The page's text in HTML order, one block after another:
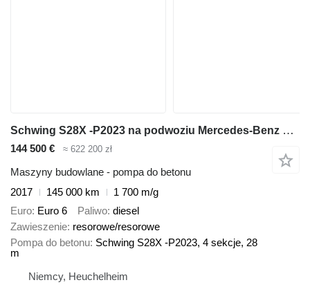
Schwing S28X -P2023 na podwoziu Mercedes-Benz 2636
144 500 € ≈ 622 200 zł
Maszyny budowlane - pompa do betonu
2017
145 000 km
1 700 m/g
Euro Euro 6 Paliwo diesel
Zawieszenie resorowe/resorowe
Pompa do betonu Schwing S28X -P2023, 4 sekcje, 28
m
Niemcy, Heuchelheim